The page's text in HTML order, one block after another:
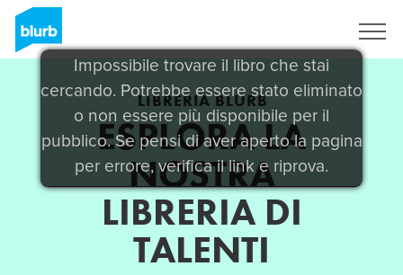
Impossibile trovare il libro che stai
cercando. Potrebbe essere stato eliminato
o non essere più disponibile per il
pubblico. Se pensi di aver aperto la pagina
per errore, verifica il link e riprova.
LIBRERIA BLURB
ESPLORA LA
NOSTRA
LIBRERIA DI
TALENTI